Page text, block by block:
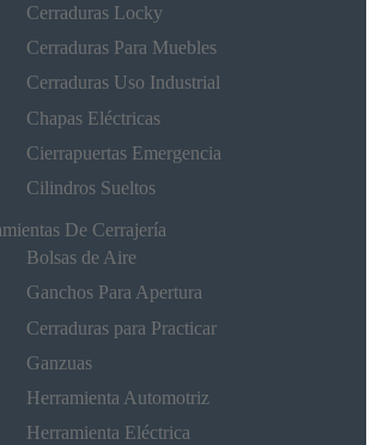
Cerraduras Locky
Cerraduras Para Muebles
Cerraduras Uso Industrial
Chapas Eléctricas
Cierrapuertas Emergencia
Cilindros Sueltos
De Cerrajería
Bolsas de Aire
Ganchos Para Apertura
Cerraduras para Practicar
Ganzuas
Herramienta Automotriz
Herramienta Eléctrica